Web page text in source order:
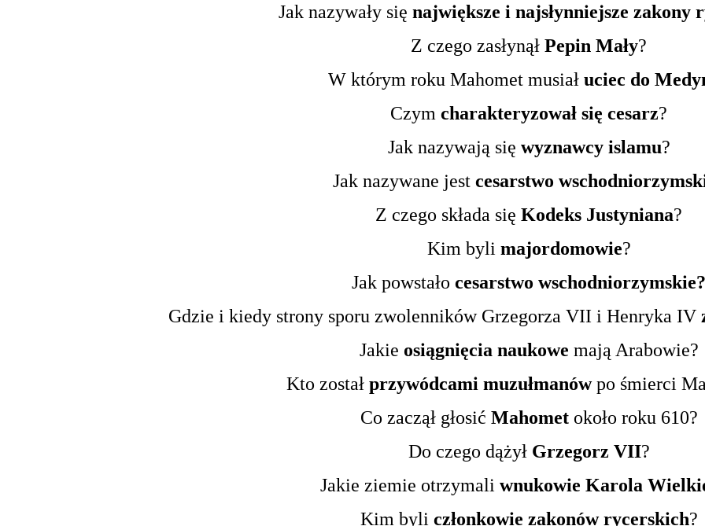
Jak nazywały się największe i najsłynniejsze zakony
Z czego zasłynął Pepin Mały?
W którym roku Mahomet musiał uciec do
Czym charakteryzował się cesarz?
Jak nazywają się wyznawcy islamu?
Jak nazywane jest cesarstwo
Z czego składa się Kodeks Justyniana?
Kim byli majordomowie?
Jak powstało cesarstwo wschodniorzymskie?
Gdzie i kiedy strony sporu zwolenników Grzegorza VII i Henryka IV
Jakie osiągnięcia naukowe mają Arabowie?
Kto został przywódcami muzułmanówpo śmierci
Co zaczął głosić Mahometokoło roku 610?
Do czego dążył Grzegorz VII?
Jakie ziemie otrzymali wnukowie Karola
Kim byli członkowie zakonów rycerskich?